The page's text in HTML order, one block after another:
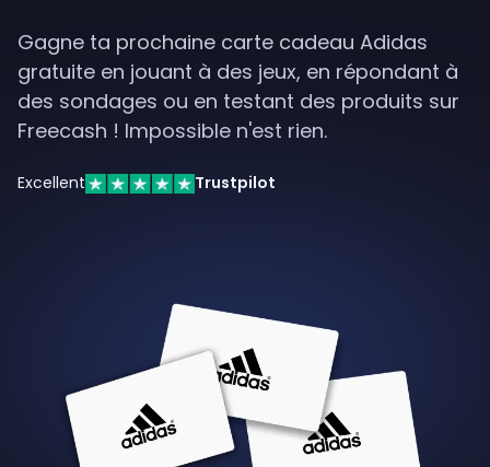
Gagne ta prochaine carte cadeau Adidas
gratuite en jouant à des jeux, en répondant à
des sondages ou en testant des produits sur
Freecash ! Impossible n'est rien.
Excellent Trustpilot